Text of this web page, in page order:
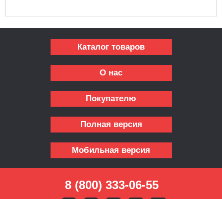
Каталог товаров
О нас
Покупателю
Полная версия
Мобильная версия
8 (800) 333-06-55